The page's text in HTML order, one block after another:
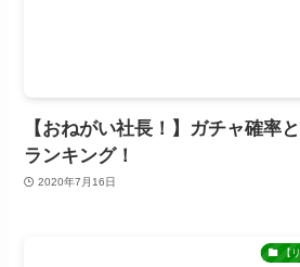
【おねがい社長！】ガチャ確率
ランキング！
2020年7月16日
【